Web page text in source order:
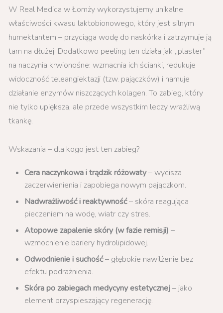
W Real Medica w Łomży wykorzystujemy unikalne
właściwości kwasu laktobionowego, który jest silnym
humektantem – przyciąga wodę do naskórka i zatrzymuje ją
tam na dłużej. Dodatkowo peeling ten działa jak „plaster”
na naczynia krwionośne: wzmacnia ich ścianki, redukuje
widoczność teleangiektazji (tzw. pajączków) i hamuje
działanie enzymów niszczących kolagen. To zabieg, który
nie tylko upiększa, ale przede wszystkim leczy wrażliwą
tkankę.
Wskazania – dla kogo jest ten zabieg?
Cera naczynkowa i trądzik różowaty– wycisza
zaczerwienienia i zapobiega nowym pajączkom.
Nadwrażliwość i reaktywność– skóra reagująca
pieczeniem na wodę, wiatr czy stres.
Atopowe zapalenie skóry (w fazie remisji) –
wzmocnienie bariery hydrolipidowej.
Odwodnienie i suchość– głębokie nawilżenie bez
efektu podrażnienia.
Skóra po zabiegach medycyny estetycznej– jako
element przyspieszający regenerację.